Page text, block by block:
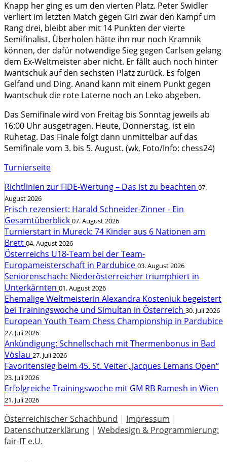
Knapp her ging es um den vierten Platz. Peter Swidler
verliert im letzten Match gegen Giri zwar den Kampf um
Rang drei, bleibt aber mit 14 Punkten der vierte
Semifinalist. Überholen hätte ihn nur noch Kramnik
können, der dafür notwendige Sieg gegen Carlsen gelang
dem Ex-Weltmeister aber nicht. Er fällt auch noch hinter
Iwantschuk auf den sechsten Platz zurück. Es folgen
Gelfand und Ding. Anand kann mit einem Punkt gegen
Iwantschuk die rote Laterne noch an Leko abgeben.
Das Semifinale wird von Freitag bis Sonntag jeweils ab
16:00 Uhr ausgetragen. Heute, Donnerstag, ist ein
Ruhetag. Das Finale folgt dann unmittelbar auf das
Semifinale vom 3. bis 5. August. (wk, Foto/Info: chess24)
Turnierseite
Richtlinien zur FIDE-Wertung – Das ist zu beachten 07.
August 2026
Frisch rezensiert: Harald Schneider-Zinner - Ein
Gesamtüberblick 07. August 2026
Turnierstart in Mureck: 74 Kinder aus 6 Nationen am
Brett 04. August 2026
Österreichs U18-Team bei der Team-
Europameisterschaft in Pardubice 03. August 2026
Seniorenschach: Niederösterreicher triumphiert in
Unterkärnten 01. August 2026
Ehemalige Weltmeisterin Alexandra Kosteniuk begeistert
bei Trainingswoche und Simultan in Österreich 30. Juli 2026
European Youth Team Chess Championship in Pardubice
27. Juli 2026
Ankündigung: Schnellschach mit Thermenbonus in Bad
Vöslau 27. Juli 2026
Favoritensieg beim 45. St. Veiter „Jacques Lemans Open“
23. Juli 2026
Erfolgreiche Trainingswoche mit GM RB Ramesh in Wien
21. Juli 2026
Österreichischer Schachbund | Impressum |
Datenschutzerklärung | Webdesign & Programmierung:
fair-IT e.U.